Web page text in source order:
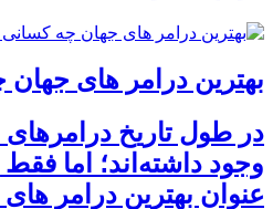
بهترین درامر های
در طول تاریخ
وجود داشته‌اند؛ اما
عنوان بهترین درامر